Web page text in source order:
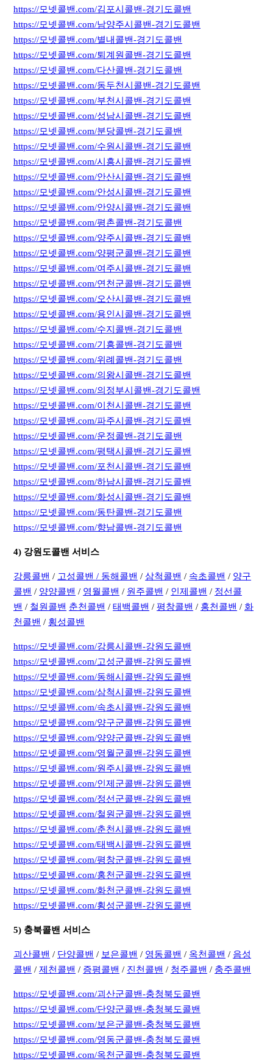
https://모넷콜밴.com/김포시콜밴-경기도콜밴
https://모넷콜밴.com/남양주시콜밴-경기도콜밴
https://모넷콜밴.com/별내콜밴-경기도콜밴
https://모넷콜밴.com/퇴계원콜밴-경기도콜밴
https://모넷콜밴.com/다산콜밴-경기도콜밴
https://모넷콜밴.com/동두천시콜밴-경기도콜밴
https://모넷콜밴.com/부천시콜밴-경기도콜밴
https://모넷콜밴.com/성남시콜밴-경기도콜밴
https://모넷콜밴.com/분당콜밴-경기도콜밴
https://모넷콜밴.com/수원시콜밴-경기도콜밴
https://모넷콜밴.com/시흥시콜밴-경기도콜밴
https://모넷콜밴.com/안산시콜밴-경기도콜밴
https://모넷콜밴.com/안성시콜밴-경기도콜밴
https://모넷콜밴.com/안양시콜밴-경기도콜밴
https://모넷콜밴.com/평촌콜밴-경기도콜밴
https://모넷콜밴.com/양주시콜밴-경기도콜밴
https://모넷콜밴.com/양평군콜밴-경기도콜밴
https://모넷콜밴.com/여주시콜밴-경기도콜밴
https://모넷콜밴.com/연천군콜밴-경기도콜밴
https://모넷콜밴.com/오산시콜밴-경기도콜밴
https://모넷콜밴.com/용인시콜밴-경기도콜밴
https://모넷콜밴.com/수지콜밴-경기도콜밴
https://모넷콜밴.com/기흥콜밴-경기도콜밴
https://모넷콜밴.com/위례콜밴-경기도콜밴
https://모넷콜밴.com/의왕시콜밴-경기도콜밴
https://모넷콜밴.com/의정부시콜밴-경기도콜밴
https://모넷콜밴.com/이천시콜밴-경기도콜밴
https://모넷콜밴.com/파주시콜밴-경기도콜밴
https://모넷콜밴.com/운정콜밴-경기도콜밴
https://모넷콜밴.com/평택시콜밴-경기도콜밴
https://모넷콜밴.com/포천시콜밴-경기도콜밴
https://모넷콜밴.com/하남시콜밴-경기도콜밴
https://모넷콜밴.com/화성시콜밴-경기도콜밴
https://모넷콜밴.com/동탄콜밴-경기도콜밴
https://모넷콜밴.com/향남콜밴-경기도콜밴
4) 강원도콜밴 서비스
강릉콜밴 / 고성콜밴 / 동해콜밴 /삼척콜밴 / 속초콜밴 / 양구
콜밴 / 양양콜밴 / 영월콜밴 / 원주콜밴 / 인제콜밴 / 정선콜
밴 / 철원콜밴 춘천콜밴 /태백콜밴 / 평창콜밴 / 홍천콜밴 /화
천콜밴 / 횡성콜밴
https://모넷콜밴.com/강릉시콜밴-강원도콜밴
https://모넷콜밴.com/고성군콜밴-강원도콜밴
https://모넷콜밴.com/동해시콜밴-강원도콜밴
https://모넷콜밴.com/삼척시콜밴-강원도콜밴
https://모넷콜밴.com/속초시콜밴-강원도콜밴
https://모넷콜밴.com/양구군콜밴-강원도콜밴
https://모넷콜밴.com/양양군콜밴-강원도콜밴
https://모넷콜밴.com/영월군콜밴-강원도콜밴
https://모넷콜밴.com/원주시콜밴-강원도콜밴
https://모넷콜밴.com/인제군콜밴-강원도콜밴
https://모넷콜밴.com/정선군콜밴-강원도콜밴
https://모넷콜밴.com/철원군콜밴-강원도콜밴
https://모넷콜밴.com/춘천시콜밴-강원도콜밴
https://모넷콜밴.com/태백시콜밴-강원도콜밴
https://모넷콜밴.com/평창군콜밴-강원도콜밴
https://모넷콜밴.com/홍천군콜밴-강원도콜밴
https://모넷콜밴.com/화천군콜밴-강원도콜밴
https://모넷콜밴.com/횡성군콜밴-강원도콜밴
5) 충북콜밴 서비스
괴산콜밴 / 단양콜밴 / 보은콜밴 / 영동콜밴 / 옥천콜밴 / 음성
콜밴 /제천콜밴 / 증평콜밴 / 진천콜밴 / 청주콜밴 / 충주콜밴
https://모넷콜밴.com/괴산군콜밴-충청북도콜밴
https://모넷콜밴.com/단양군콜밴-충청북도콜밴
https://모넷콜밴.com/보은군콜밴-충청북도콜밴
https://모넷콜밴.com/영동군콜밴-충청북도콜밴
https://모넷콜밴.com/옥천군콜밴-충청북도콜밴